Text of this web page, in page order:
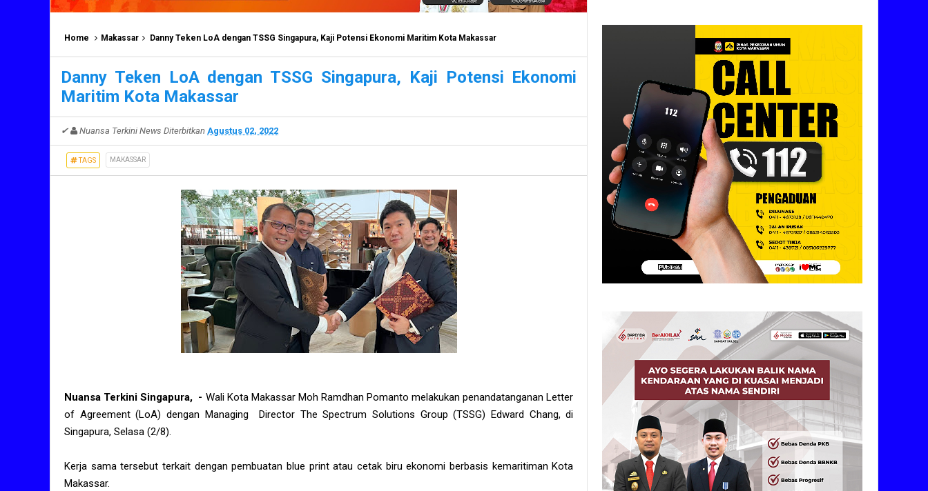
Home Makassar Danny Teken LoA dengan TSSG Singapura, Kaji Potensi Ekonomi Maritim Kota Makassar
Danny Teken LoA dengan TSSG Singapura, Kaji Potensi Ekonomi
Maritim Kota Makassar
✔ Nuansa Terkini News Diterbitkan Agustus 02, 2022
TAGS MAKASSAR
Nuansa Terkini Singapura, - Wali Kota Makassar Moh Ramdhan Pomanto melakukan penandatanganan Letter
of Agreement (LoA) dengan Managing Director The Spectrum Solutions Group (TSSG) Edward Chang, di
Singapura, Selasa (2/8).
Kerja sama tersebut terkait dengan pembuatan blue print atau cetak biru ekonomi berbasis kemaritiman Kota
Makassar.